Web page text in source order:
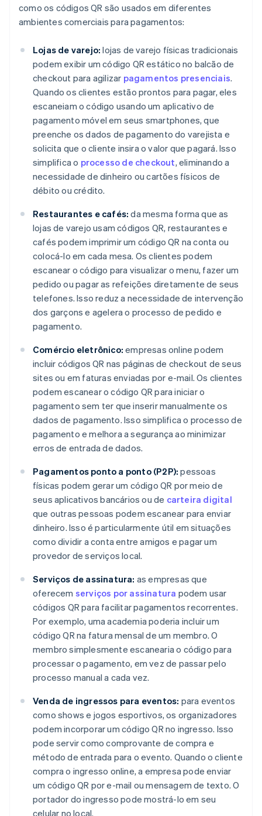
como os códigos QR são usados em diferentes
ambientes comerciais para pagamentos:
Lojas de varejo: lojas de varejo físicas tradicionais
podem exibir um código QR estático no balcão de
checkout para agilizar pagamentos presenciais.
Quando os clientes estão prontos para pagar, eles
escaneiam o código usando um aplicativo de
pagamento móvel em seus smartphones, que
preenche os dados de pagamento do varejista e
solicita que o cliente insira o valor que pagará. Isso
simplifica o processo de checkout, eliminando a
necessidade de dinheiro ou cartões físicos de
débito ou crédito.
Restaurantes e cafés: da mesma forma que as
lojas de varejo usam códigos QR, restaurantes e
cafés podem imprimir um código QR na conta ou
colocá-lo em cada mesa. Os clientes podem
escanear o código para visualizar o menu, fazer um
pedido ou pagar as refeições diretamente de seus
telefones. Isso reduz a necessidade de intervenção
dos garçons e agelera o processo de pedido e
pagamento.
Comércio eletrônico: empresas online podem
incluir códigos QR nas páginas de checkout de seus
sites ou em faturas enviadas por e-mail. Os clientes
podem escanear o código QR para iniciar o
pagamento sem ter que inserir manualmente os
dados de pagamento. Isso simplifica o processo de
pagamento e melhora a segurança ao minimizar
erros de entrada de dados.
Pagamentos ponto a ponto (P2P): pessoas
físicas podem gerar um código QR por meio de
seus aplicativos bancários ou de carteira digital
que outras pessoas podem escanear para enviar
dinheiro. Isso é particularmente útil em situações
como dividir a conta entre amigos e pagar um
provedor de serviços local.
Serviços de assinatura: as empresas que
oferecem serviços por assinatura podem usar
códigos QR para facilitar pagamentos recorrentes.
Por exemplo, uma academia poderia incluir um
código QR na fatura mensal de um membro. O
membro simplesmente escanearia o código para
processar o pagamento, em vez de passar pelo
processo manual a cada vez.
Venda de ingressos para eventos: para eventos
como shows e jogos esportivos, os organizadores
podem incorporar um código QR no ingresso. Isso
pode servir como comprovante de compra e
método de entrada para o evento. Quando o cliente
compra o ingresso online, a empresa pode enviar
um código QR por e-mail ou mensagem de texto. O
portador do ingresso pode mostrá-lo em seu
celular no local.